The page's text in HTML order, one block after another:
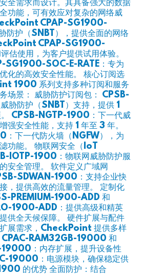
全需求而设计。其具备强大的数据
功能，可有效应对复杂的网络威
CPAP-SG1900-
防护（SNBT），提供全面的网络
CPAP-SG1900-
估使用，为客户提供试用体验。
SOC-E-RATE：专为
化的高效安全性能。 核心订阅选
1900 系列支持多种订阅和服务
场景： 威胁防护订阅包： CPSB-
胁防护（SNBT）支持，提供 1
CPSB-NGTP-1900：下一代威
强安全性能，支持 1 年至 3 年。
下一代防火墙（NGFW），为
功能。 物联网安全（IoT
IOTP-1900：物联网威胁防护服
安全管理。 软件定义广域网
SDWAN-1900：支持企业快
，提供高效的流量管理。 定制化
PREMIUM-1900-ADD 和
1900-ADD：提供高级和精英
供全天候保障。 硬件扩展与配件
展需求，CheckPoint 提供多样
CPAC-RAM32GB-19000 和
：内存扩展，提升设备性
19000：电源模块，确保稳定供
的优势 全面防护：结合